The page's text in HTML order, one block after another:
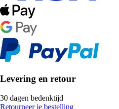
Levering en retour
30 dagen bedenktijd
Retourneer je bestelling